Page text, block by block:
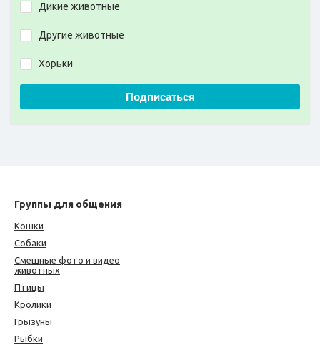
Дикие животные
Другие животные
Хорьки
Подписаться
Группы для общения
Кошки
Собаки
Смешные фото и видео
животных
Птицы
Кролики
Грызуны
Рыбки